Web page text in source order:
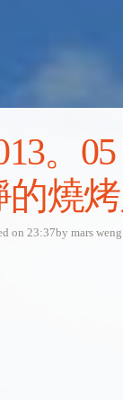
。
的燒
on 23:37by mars weng